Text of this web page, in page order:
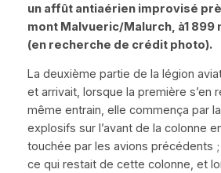
un affût antiaérien improvisé
mont Malvueric/Malurch, à1 899
(en recherche de crédit photo).
La deuxième partie de la légion
et arrivait, lorsque la première s’en
même entrain, elle commença par
explosifs sur l’avant de la colonne
touchée par les avions précédents
ce qui restait de cette colonne, et